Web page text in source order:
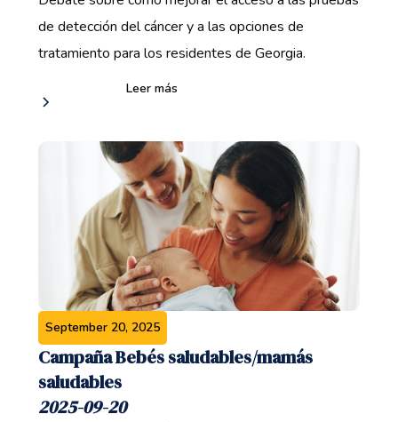
de detección del cáncer y a las opciones de
tratamiento para los residentes de Georgia.
Leer más
September 20, 2025
Campaña Bebés saludables/mamás
saludables
2025-09-20